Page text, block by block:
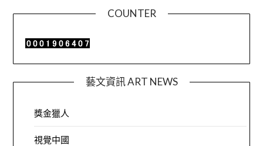
COUNTER
藝文資訊 ART NEWS
獎金獵人
視覺中國